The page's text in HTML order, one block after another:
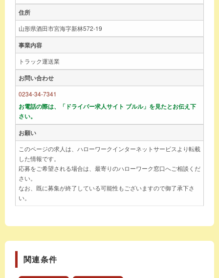
住所
山形県酒田市宮海字新林572-19
事業内容
トラック運送業
お問い合わせ
0234-34-7341
お電話の際は、「ドライバー求人サイト ブルル」を見たとお伝え下
さい。
お願い
このページの求人は、ハローワークインターネットサービスより転載
した情報です。
応募をご希望される場合は、最寄りのハローワーク窓口へご相談くだ
さい。
なお、既に募集が終了している可能性もございますので御了承下さ
い。
関連条件